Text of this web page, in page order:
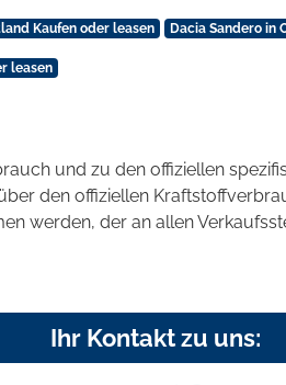
Kaufen oder leasen Dacia Sandero in
leasen
und zu den offiziellen
den offiziellen
werden, der an allen
Ihr Kontakt zu uns: